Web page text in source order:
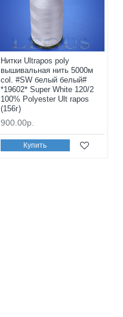
Нитки Ultrapos poly
вышивальная нить 5000м
col. #SW белый белый#
*19602* Super White 120/2
100% Polyester Ult rapos
(156г)
900.00р.
Купить